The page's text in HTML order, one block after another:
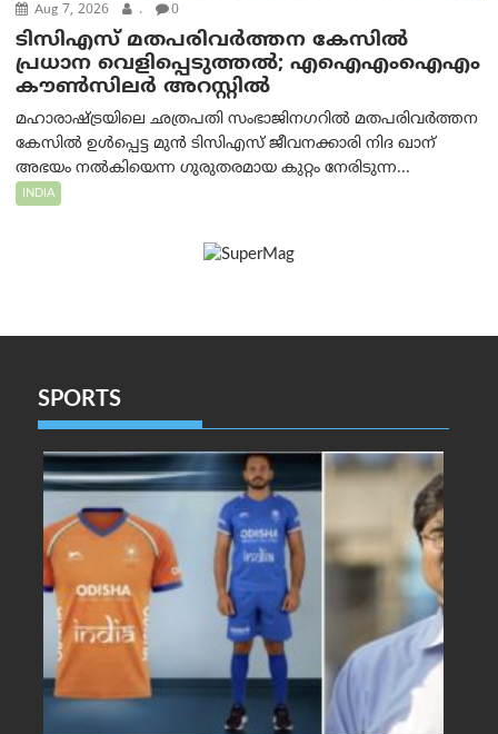
Aug 7, 2026 . 0
ടിസിഎസ് മതപരിവർത്തന കേസിൽ
പ്രധാന വെളിപ്പെടുത്തൽ; എഐഎംഐഎം
കൗൺസിലർ അറസ്റ്റിൽ
മഹാരാഷ്ട്രയിലെ ഛത്രപതി സംഭാജിനഗറിൽ മതപരിവർത്തന
കേസിൽ ഉൾപ്പെട്ട മുൻ ടിസിഎസ് ജീവനക്കാരി നിദ ഖാന്
അഭയം നൽകിയെന്ന ഗുരുതരമായ കുറ്റം നേരിടുന്ന...
INDIA
SPORTS